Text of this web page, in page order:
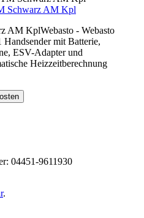
Schwarz AM Kpl
AM KplWebasto - Webasto
mit Batterie,
ESV-Adapter und
Heizzeitberechnung
04451-9611930
.